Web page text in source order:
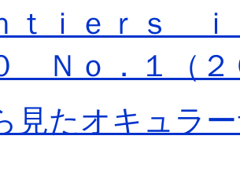
ｔｉｅｒｓ
Ｎｏ．１（２
見たオキュラ